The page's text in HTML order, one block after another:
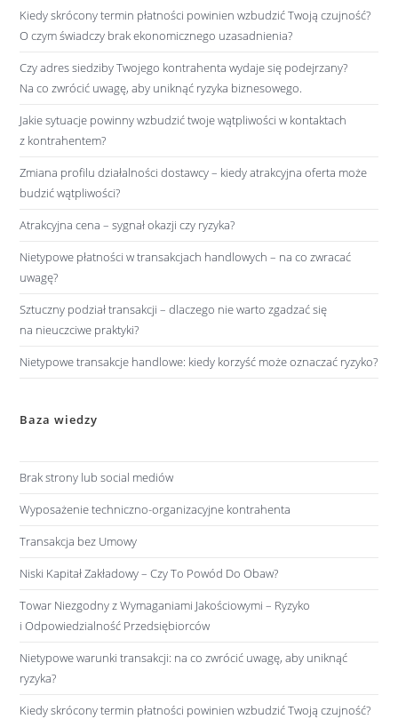
Kiedy skrócony termin płatności powinien wzbudzić Twoją czujność?
O czym świadczy brak ekonomicznego uzasadnienia?
Czy adres siedziby Twojego kontrahenta wydaje się podejrzany?
Na co zwrócić uwagę, aby uniknąć ryzyka biznesowego.
Jakie sytuacje powinny wzbudzić twoje wątpliwości w kontaktach
z kontrahentem?
Zmiana profilu działalności dostawcy – kiedy atrakcyjna oferta może
budzić wątpliwości?
Atrakcyjna cena – sygnał okazji czy ryzyka?
Nietypowe płatności w transakcjach handlowych – na co zwracać
uwagę?
Sztuczny podział transakcji – dlaczego nie warto zgadzać się
na nieuczciwe praktyki?
Nietypowe transakcje handlowe: kiedy korzyść może oznaczać ryzyko?
Baza wiedzy
Brak strony lub social mediów
Wyposażenie techniczno-organizacyjne kontrahenta
Transakcja bez Umowy
Niski Kapitał Zakładowy – Czy To Powód Do Obaw?
Towar Niezgodny z Wymaganiami Jakościowymi – Ryzyko
i Odpowiedzialność Przedsiębiorców
Nietypowe warunki transakcji: na co zwrócić uwagę, aby uniknąć
ryzyka?
Kiedy skrócony termin płatności powinien wzbudzić Twoją czujność?